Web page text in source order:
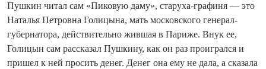
Пушкин читал сам «Пиковую даму», старуха-графиня — это
Наталья Петровна Голицына, мать московского генерал-
губернатора, действительно жившая в Париже. Внук ее,
Голицын сам рассказал Пушкину, как он раз проигрался и
пришел к ней просить денег. Денег она ему не дала, а сказала